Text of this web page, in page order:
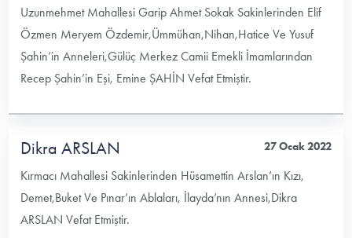
Uzunmehmet Mahallesi Garip Ahmet Sokak Sakinlerinden Elif
Özmen Meryem Özdemir,Ümmühan,Nihan,Hatice Ve Yusuf
Şahin’in Anneleri,Gülüç Merkez Camii Emekli İmamlarından
Recep Şahin’in Eşi, Emine ŞAHİN Vefat Etmiştir.
Dikra ARSLAN 27 Ocak 2022
Kırmacı Mahallesi Sakinlerinden Hüsamettin Arslan’ın Kızı,
Demet,Buket Ve Pınar’ın Ablaları, İlayda’nın Annesi,Dikra
ARSLAN Vefat Etmiştir.